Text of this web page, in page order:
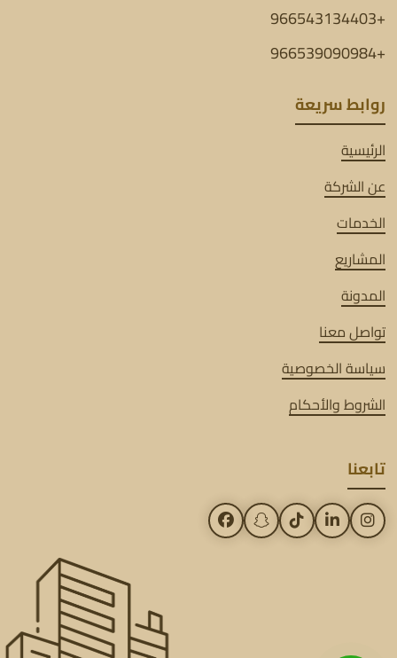
+966543134403
+966539090984
روابط سريعة
الرئيسية
عن الشركة
الخدمات
المشاريع
المدونة
تواصل معنا
سياسة الخصوصية
الشروط والأحكام
تابعنا